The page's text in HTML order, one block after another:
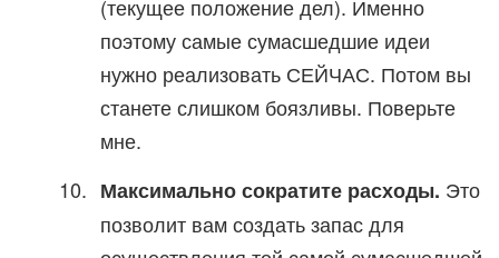
(текущее положение дел). Именно
поэтому самые сумасшедшие идеи
нужно реализовать СЕЙЧАС. Потом вы
станете слишком боязливы. Поверьте
мне.
Максимально сократите расходы. Это
позволит вам создать запас для